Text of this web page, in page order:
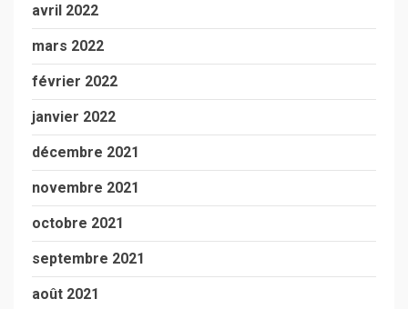
avril 2022
mars 2022
février 2022
janvier 2022
décembre 2021
novembre 2021
octobre 2021
septembre 2021
août 2021